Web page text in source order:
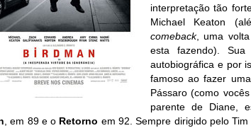
interpretação tão
Michael Keaton
comeback, uma
esta fazendo).
autobiográfica e por
famoso ao fazer
Pássaro (como
parente de Diane,
, em 89 e o Retorno em 92. Sempre dirigido pelo